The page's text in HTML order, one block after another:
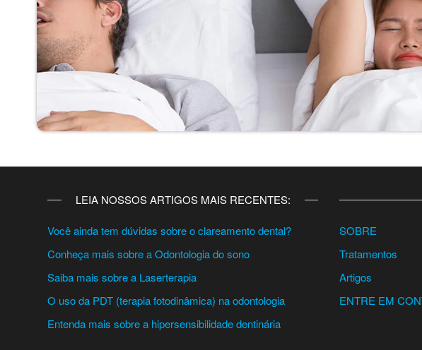
LEIA NOSSOS ARTIGOS MAIS RECENTES:
Você ainda tem dúvidas sobre o clareamento dental?
Conheça mais sobre a Odontologia do sono
Saiba mais sobre a Laserterapia
O uso da PDT (terapia fotodinâmica) na odontologia
Entenda mais sobre a hipersensibilidade dentinária
SOBRE
Tratamentos
Artigos
ENTRE EM